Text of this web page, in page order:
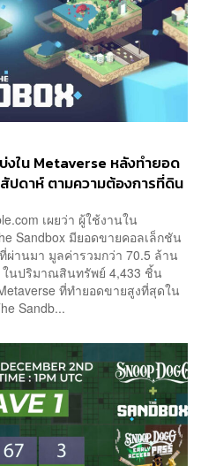
ใน Metaverse หลังทำยอด
ปดาห์ ตามความต้องการที่ดิน
เผยว่า ผู้ใช้งานใน
Sandbox มียอดขายคอลเล็กชัน
ผ่านมา มูลค่ารวมกว่า 70.5 ล้าน
นปริมาณสินทรัพย์ 4,433 ชิ้น
ที่ทำยอดขายสูงที่สุดใน
Sandb...